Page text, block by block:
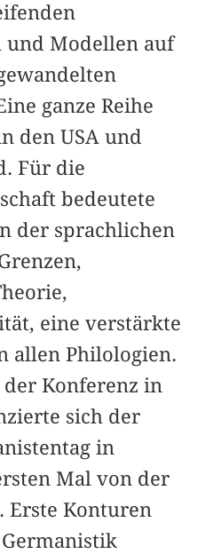
und Modellen auf
ganze Reihe
den USA und
Für die
bedeutete
der sprachlichen
eine verstärkte
allen Philologien.
Konferenz in
sich der
in
Mal von der
Erste Konturen